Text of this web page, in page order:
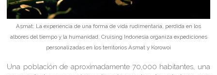
Asmat: La experiencia de una forma de vida rudimentaria, perdida en los
albores del tiempo y la humanidad. Cruising Indonesia organiza expediciones
personalizadas en los territorios Asmat y Korowoi
Una población de aproximadamente 70,000 habitantes, una